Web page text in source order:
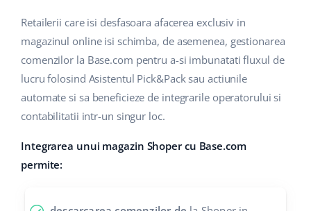
Altele
Calculatorul de beneficii
español (AR)
español (MX)
polski
português (BR)
Retailerii care isi desfasoara afacerea exclusiv in
magazinul online isi schimba, de asemenea, gestionarea
comenzilor la Base.com pentru a-si imbunatati fluxul de
lucru folosind Asistentul Pick&Pack sau actiunile
automate si sa beneficieze de integrarile operatorului si
contabilitatii intr-un singur loc.
Integrarea unui magazin Shoper cu Base.com
permite: